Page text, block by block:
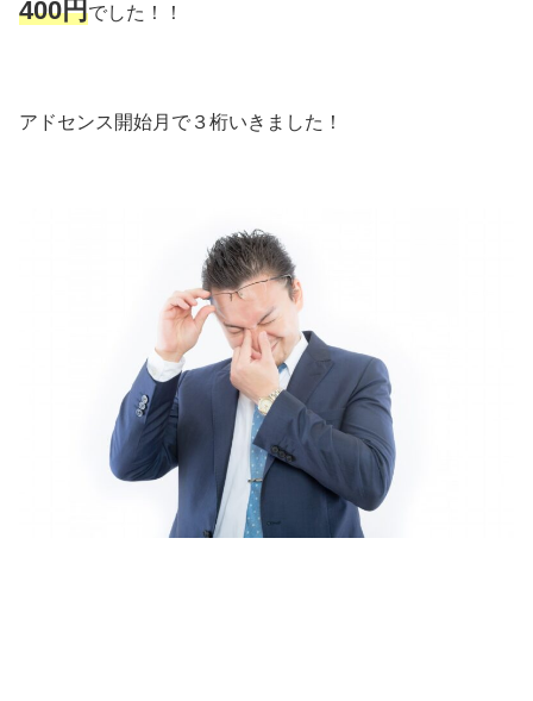
400円でした！！
アドセンス開始月で３桁いきました！